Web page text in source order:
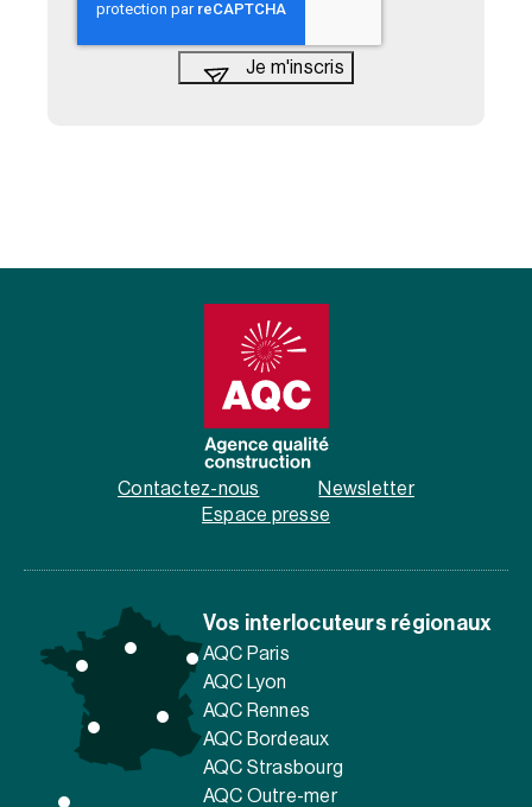
Contactez-nous
Newsletter
Espace presse
Vos interlocuteurs régionaux
AQC Paris
AQC Lyon
AQC Rennes
AQC Bordeaux
AQC Strasbourg
AQC Outre-mer